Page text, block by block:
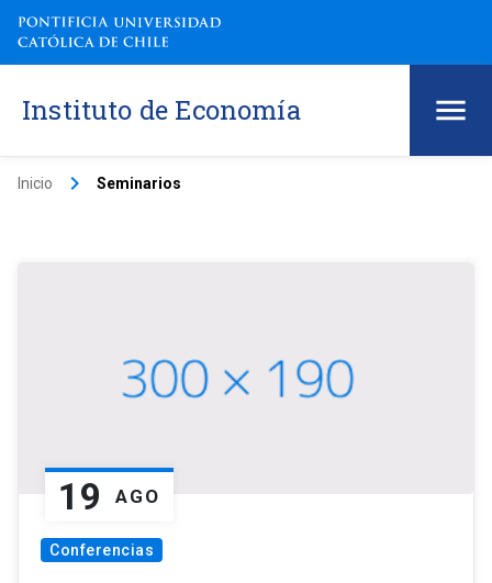
Instituto de Economía
Inicio keyboard_arrow_right Seminarios
19 AGO
Conferencias